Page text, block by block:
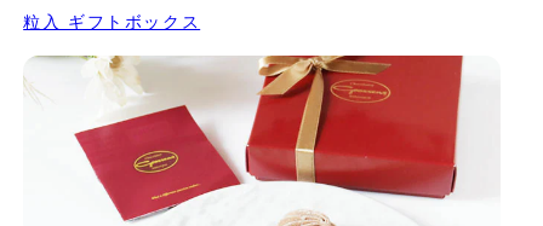
粒入 ギフトボックス